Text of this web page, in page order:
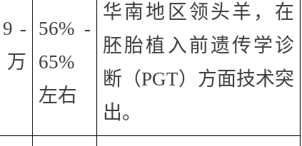
-
万
56% -
65%
左右
华南地区领头羊，在
胚胎植入前遗传学诊
断（PGT）方面技术突
出。